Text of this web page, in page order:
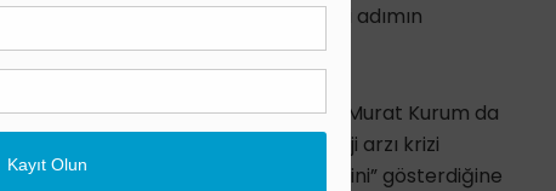
olmak için atacağı ilk ve en önemli adımın
vurguladı:
Bakanı ve COP31 Başkanı Murat Kurum da
son dört yılda ikinci kez enerji arzı krizi
enerji güvenliğini garanti etmediğini” gösterdiğine